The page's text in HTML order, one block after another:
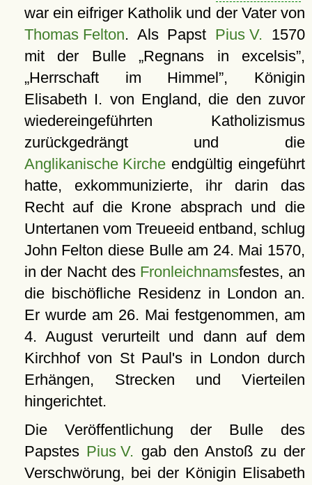
war ein eifriger Katholik und der Vater von
Thomas Felton. Als Papst Pius V. 1570
mit der Bulle Regnans in excelsis ,
Herrschaft im Himmel , Königin
Elisabeth I. von England, die den zuvor
wiedereingeführten Katholizismus
zurückgedrängt und die
Anglikanische Kircheendgültig eingeführt
hatte, exkommunizierte, ihr darin das
Recht auf die Krone absprach und die
Untertanen vom Treueeid entband, schlug
John Felton diese Bulle am 24. Mai 1570,
in der Nacht des Fronleichnamsfestes, an
die bischöfliche Residenz in London an.
Er wurde am 26. Mai festgenommen, am
4. August verurteilt und dann auf dem
Kirchhof von St Paul's in London durch
Erhängen, Strecken und Vierteilen
hingerichtet.
Die Veröffentlichung der Bulle des
Papstes Pius V. gab den Anstoß zu der
Verschwörung, bei der Königin Elisabeth